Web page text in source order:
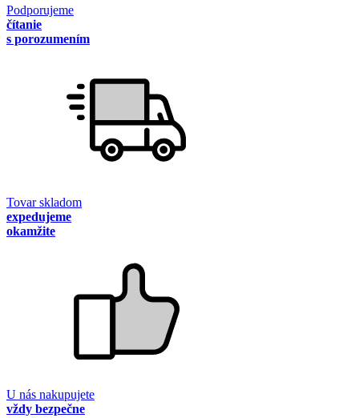
Podporujeme
čítanie
s porozumením
Tovar skladom
expedujeme
okamžite
U nás nakupujete
vždy bezpečne